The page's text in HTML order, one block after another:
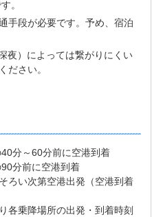
。
段が必要です。予め、宿泊
夜）によっては繋がりにくい
ださい。
分～60分前に空港到着
前に空港到着
ろい次第空港出発（空港到着
各乗降場所の出発・到着時刻